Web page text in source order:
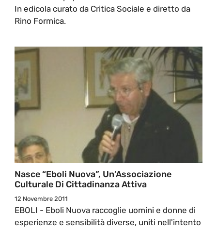
In edicola curato da Critica Sociale e diretto da
Rino Formica.
Nasce “Eboli Nuova”, Un’Associazione
Culturale Di Cittadinanza Attiva
12 Novembre 2011
EBOLI - Eboli Nuova raccoglie uomini e donne di
esperienze e sensibilità diverse, uniti nell'intento